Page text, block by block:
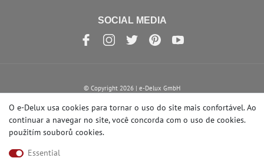
SOCIAL MEDIA
© Copyright 2026 | e-Delux GmbH
O e-Delux usa cookies para tornar o uso do site mais confortável. Ao
continuar a navegar no site, você concorda com o uso de cookies.
použitím souborů cookies.
Essential